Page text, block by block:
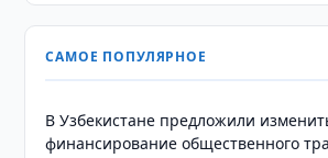
САМОЕ ПОПУЛЯРНОЕ
В Узбекистане предложили
финансирование общественного